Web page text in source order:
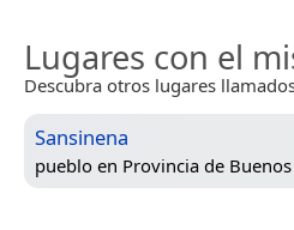
Lugares con el
Descubra otros lugares
Sansinena
pueblo en Provincia de